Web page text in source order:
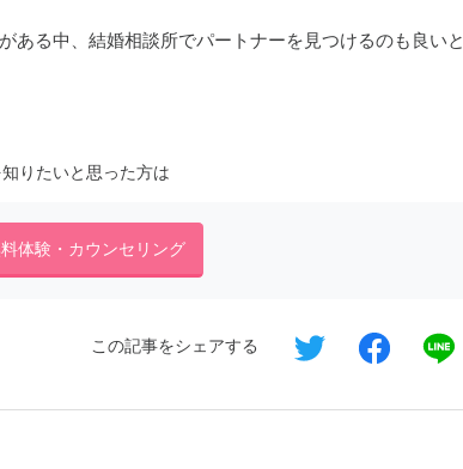
ある中、結婚相談所でパートナーを見つけるのも良いと
りたいと思った方は
体験・カウンセリング
この記事をシェアする